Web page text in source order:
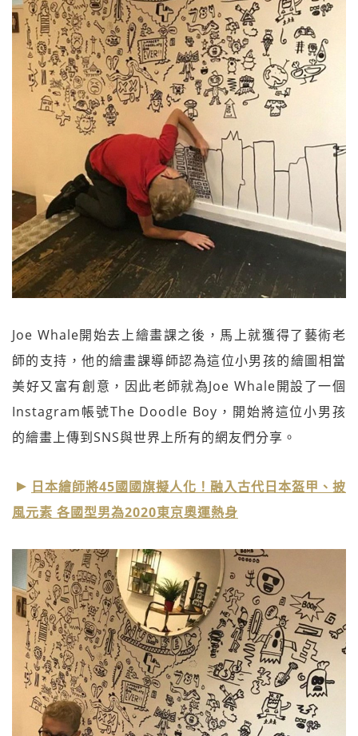
Joe Whale開始去上繪畫課之後，馬上就獲得了藝術老
師的支持，他的繪畫課導師認為這位小男孩的繪圖相當
美好又富有創意，因此老師就為Joe Whale開設了一個
Instagram帳號The Doodle Boy，開始將這位小男孩
的繪畫上傳到SNS與世界上所有的網友們分享。
日本繪師將45國國旗擬人化！融入古代日本盔甲、披
風元素 各國型男為2020東京奧運熱身